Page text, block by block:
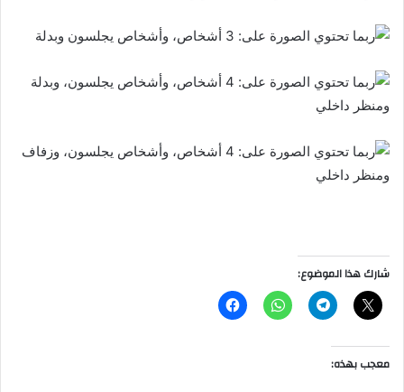
شارك هذا الموضوع:
معجب بهذه: